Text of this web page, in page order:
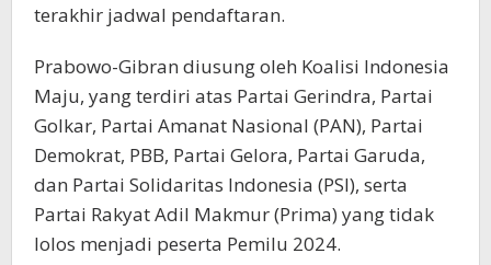
terakhir jadwal pendaftaran.
Prabowo-Gibran diusung oleh Koalisi Indonesia
Maju, yang terdiri atas Partai Gerindra, Partai
Golkar, Partai Amanat Nasional (PAN), Partai
Demokrat, PBB, Partai Gelora, Partai Garuda,
dan Partai Solidaritas Indonesia (PSI), serta
Partai Rakyat Adil Makmur (Prima) yang tidak
lolos menjadi peserta Pemilu 2024.